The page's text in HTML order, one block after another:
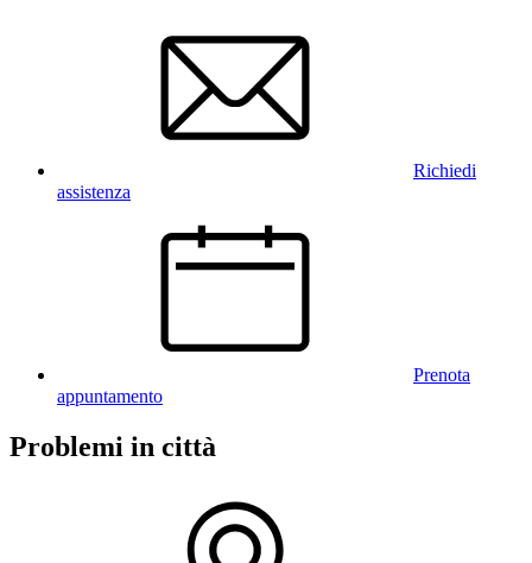
Richiedi
assistenza
Prenota
appuntamento
Problemi in città